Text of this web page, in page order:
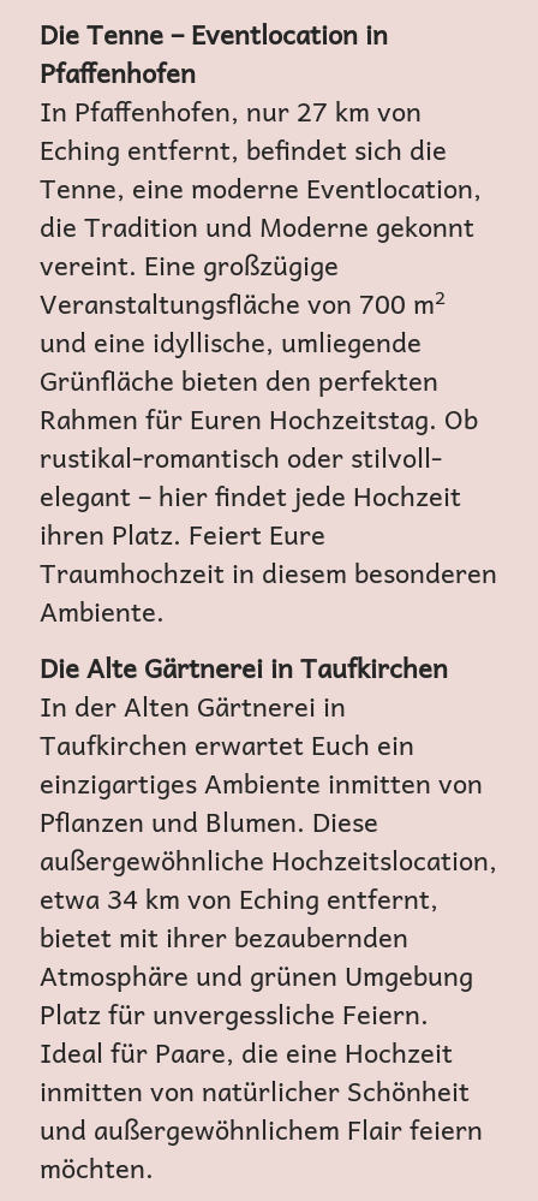
Die Tenne – Eventlocation in
Pfaffenhofen
In Pfaffenhofen, nur 27 km von
Eching entfernt, befindet sich die
Tenne, eine moderne Eventlocation,
die Tradition und Moderne gekonnt
vereint. Eine großzügige
Veranstaltungsfläche von 700 m²
und eine idyllische, umliegende
Grünfläche bieten den perfekten
Rahmen für Euren Hochzeitstag. Ob
rustikal-romantisch oder stilvoll-
elegant – hier findet jede Hochzeit
ihren Platz. Feiert Eure
Traumhochzeit in diesem besonderen
Ambiente.
Die Alte Gärtnerei in Taufkirchen
In der Alten Gärtnerei in
Taufkirchen erwartet Euch ein
einzigartiges Ambiente inmitten von
Pflanzen und Blumen. Diese
außergewöhnliche Hochzeitslocation,
etwa 34 km von Eching entfernt,
bietet mit ihrer bezaubernden
Atmosphäre und grünen Umgebung
Platz für unvergessliche Feiern.
Ideal für Paare, die eine Hochzeit
inmitten von natürlicher Schönheit
und außergewöhnlichem Flair feiern
möchten.